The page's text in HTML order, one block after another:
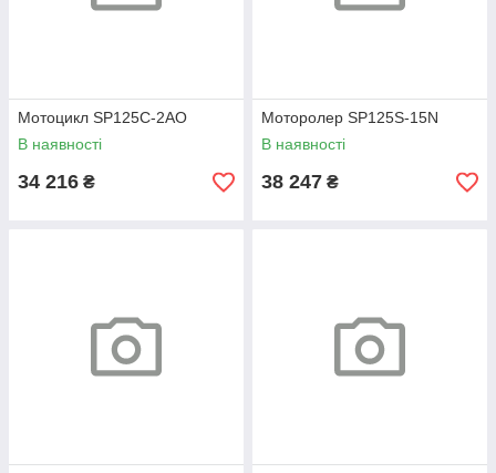
Мотоцикл SP125C-2AO
В наявності
34 216 ₴
Моторолер SP125S-15N
В наявності
38 247 ₴